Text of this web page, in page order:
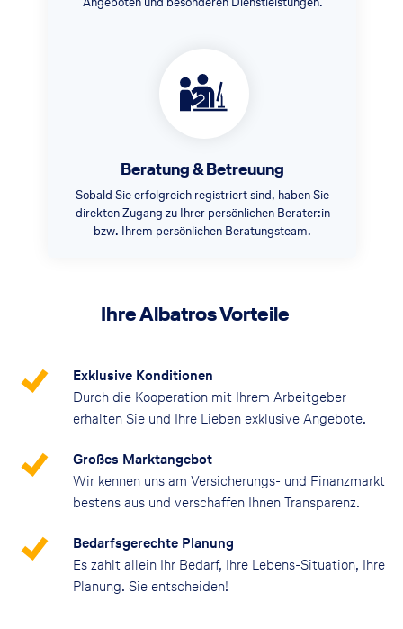
Beratung & Betreuung
Sobald Sie erfolgreich registriert sind, haben Sie
direkten Zugang zu Ihrer persönlichen Berater:in
bzw. Ihrem persönlichen Beratungsteam.
Ihre Albatros Vorteile
Exklusive Konditionen
Durch die Kooperation mit Ihrem Arbeitgeber
erhalten Sie und Ihre Lieben exklusive Angebote.
Großes Marktangebot
Wir kennen uns am Versicherungs- und Finanzmarkt
bestens aus und verschaffen Ihnen Transparenz.
Bedarfsgerechte Planung
Es zählt allein Ihr Bedarf, Ihre Lebens-Situation, Ihre
Planung. Sie entscheiden!